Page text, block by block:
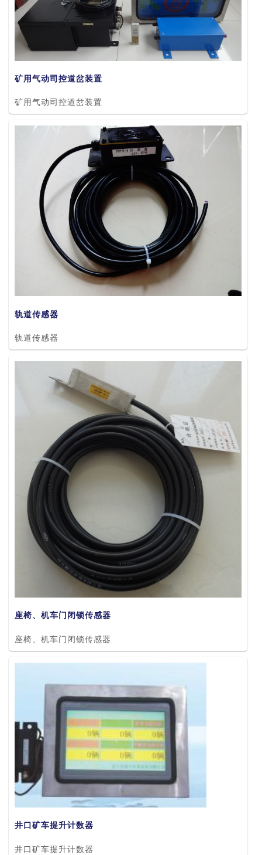
矿用气动司控道岔装置
矿用气动司控道岔装置
轨道传感器
轨道传感器
座椅、机车门闭锁传感器
座椅、机车门闭锁传感器
井口矿车提升计数器
井口矿车提升计数器